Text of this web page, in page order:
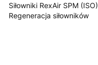
Siłowniki RexAir SPM (ISO)
Regeneracja siłowników